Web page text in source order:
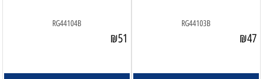
RG44103B
₪47
RG44104B
₪51